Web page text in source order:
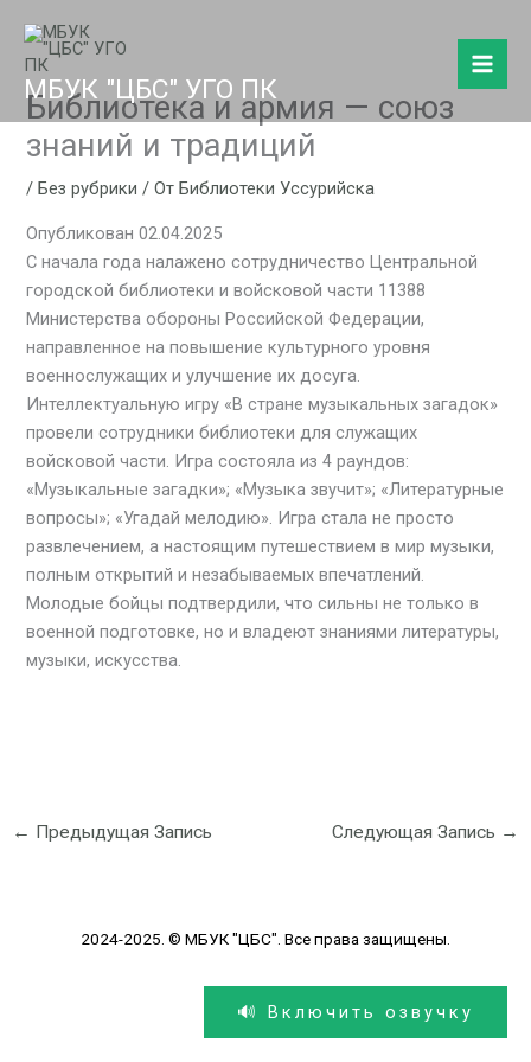
содержимому
МБУК "ЦБС" УГО ПК
Библиотека и армия — союз
знаний и традиций
/Без рубрики / ОтБиблиотеки Уссурийска
Опубликован 02.04.2025
С начала года налажено сотрудничество Центральной
городской библиотеки и войсковой части 11388
Министерства обороны Российской Федерации,
направленное на повышение культурного уровня
военнослужащих и улучшение их досуга.
Интеллектуальную игру «В стране музыкальных загадок»
провели сотрудники библиотеки для служащих
войсковой части. Игра состояла из 4 раундов:
«Музыкальные загадки»; «Музыка звучит»; «Литературные
вопросы»; «Угадай мелодию». Игра стала не просто
развлечением, а настоящим путешествием в мир музыки,
полным открытий и незабываемых впечатлений.
Молодые бойцы подтвердили, что сильны не только в
военной подготовке, но и владеют знаниями литературы,
музыки, искусства.
← Предыдущая Запись Следующая Запись →
2024-2025. © МБУК "ЦБС". Все права защищены.
🔊 Включить озвучку